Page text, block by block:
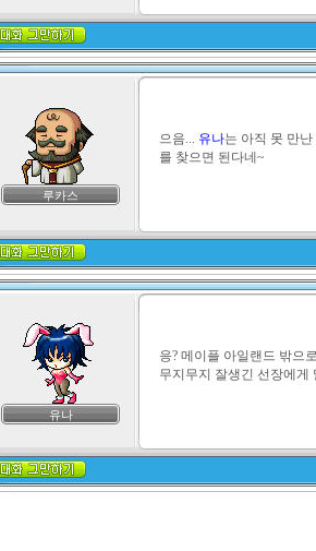
루카스
으음... 유나는 아직 못 만
를 찾으면 된다네~
유나
응? 메이플 아일랜드 밖으
무지무지 잘생긴 선장에게